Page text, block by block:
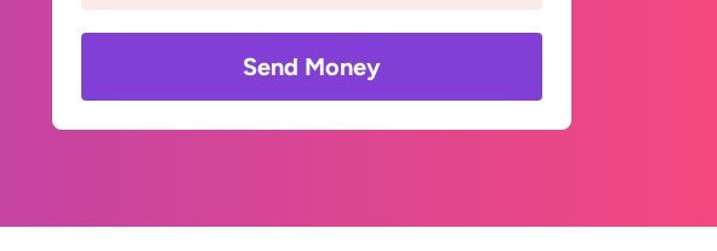
Send Money